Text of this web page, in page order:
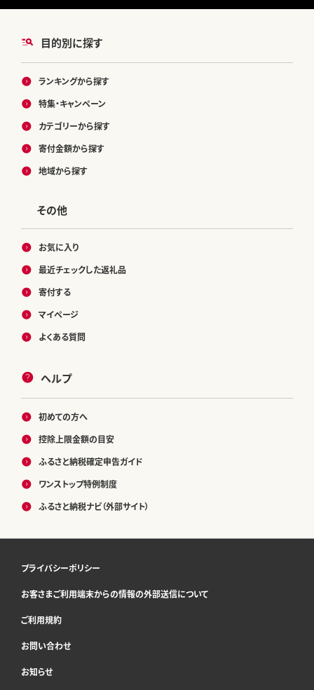
目的別に探す
ランキングから探す
特集・キャンペーン
カテゴリーから探す
寄付金額から探す
地域から探す
その他
お気に入り
最近チェックした返礼品
寄付する
マイページ
よくある質問
ヘルプ
初めての方へ
控除上限金額の目安
ふるさと納税確定申告ガイド
ワンストップ特例制度
ふるさと納税ナビ（外部サイト）
プライバシーポリシー
お客さまご利用端末からの情報の外部送信について
ご利用規約
お問い合わせ
お知らせ